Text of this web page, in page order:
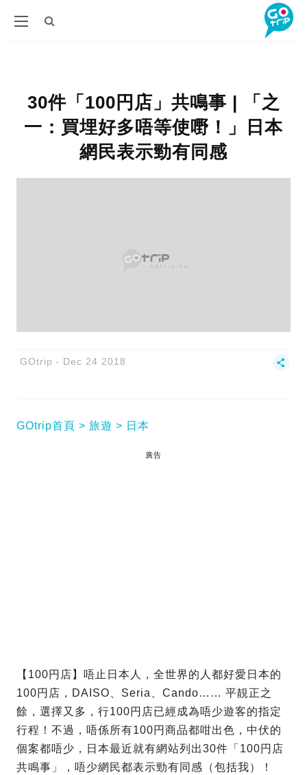
30件「100円店」共鳴事 | 「之
一：買埋好多唔等使嘢！」日本
網民表示勁有同感
GOtrip Dec 24 2018
GOtrip首頁 旅遊 日本
廣告
【100円店】唔止日本人，全世界的人都好愛日本的
100円店，DAISO、Seria、Cando…… 平靚正之
餘，選擇又多，行100円店已經成為唔少遊客的指定
行程！不過，唔係所有100円商品都咁出色，中伏的
個案都唔少，日本最近就有網站列出30件「100円店
共鳴事」，唔少網民都表示勁有同感（包括我）！